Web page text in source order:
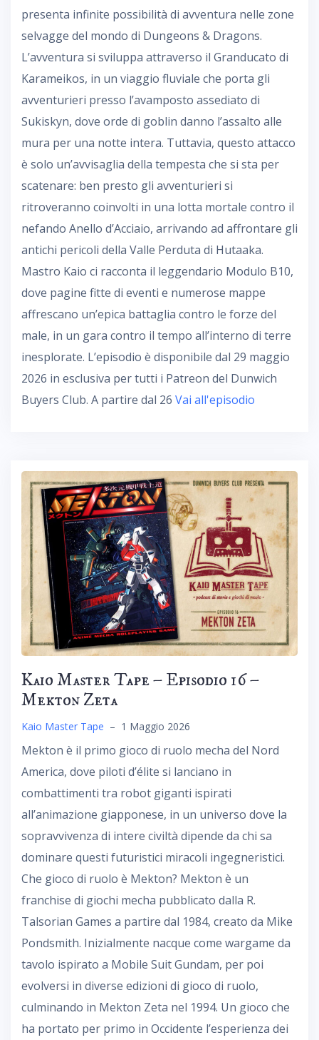
presenta infinite possibilità di avventura nelle zone
selvagge del mondo di Dungeons & Dragons.
L’avventura si sviluppa attraverso il Granducato di
Karameikos, in un viaggio fluviale che porta gli
avventurieri presso l’avamposto assediato di
Sukiskyn, dove orde di goblin danno l’assalto alle
mura per una notte intera. Tuttavia, questo attacco
è solo un’avvisaglia della tempesta che si sta per
scatenare: ben presto gli avventurieri si
ritroveranno coinvolti in una lotta mortale contro il
nefando Anello d’Acciaio, arrivando ad affrontare gli
antichi pericoli della Valle Perduta di Hutaaka.
Mastro Kaio ci racconta il leggendario Modulo B10,
dove pagine fitte di eventi e numerose mappe
affrescano un’epica battaglia contro le forze del
male, in un gara contro il tempo all’interno di terre
inesplorate. L’episodio è disponibile dal 29 maggio
2026 in esclusiva per tutti i Patreon del Dunwich
Buyers Club. A partire dal 26 Vai all'episodio
Kaio Master Tape – Episodio 16 –
Mekton Zeta
Kaio Master Tape – 1 Maggio 2026
Mekton è il primo gioco di ruolo mecha del Nord
America, dove piloti d’élite si lanciano in
combattimenti tra robot giganti ispirati
all’animazione giapponese, in un universo dove la
sopravvivenza di intere civiltà dipende da chi sa
dominare questi futuristici miracoli ingegneristici.
Che gioco di ruolo è Mekton? Mekton è un
franchise di giochi mecha pubblicato dalla R.
Talsorian Games a partire dal 1984, creato da Mike
Pondsmith. Inizialmente nacque come wargame da
tavolo ispirato a Mobile Suit Gundam, per poi
evolversi in diverse edizioni di gioco di ruolo,
culminando in Mekton Zeta nel 1994. Un gioco che
ha portato per primo in Occidente l’esperienza dei